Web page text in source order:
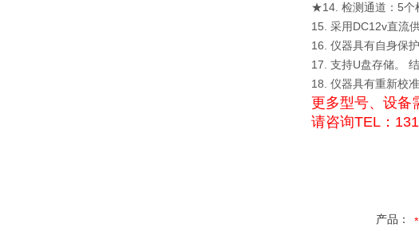
★14. 检测通道：5个
15. 采用DC12v直流
16. 仪器具有自身保
17. 支持U盘存储。
18. 仪器具有重新校
更多型号、设备
请咨询TEL：
产品：